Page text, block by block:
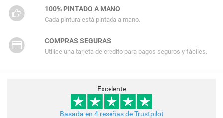
100% PINTADO A MANO
Cada pintura está pintada a mano.
COMPRAS SEGURAS
Utilice una tarjeta de crédito para pagos seguros y fáciles.
Excelente
Basada en 4 reseñas de Trustpilot